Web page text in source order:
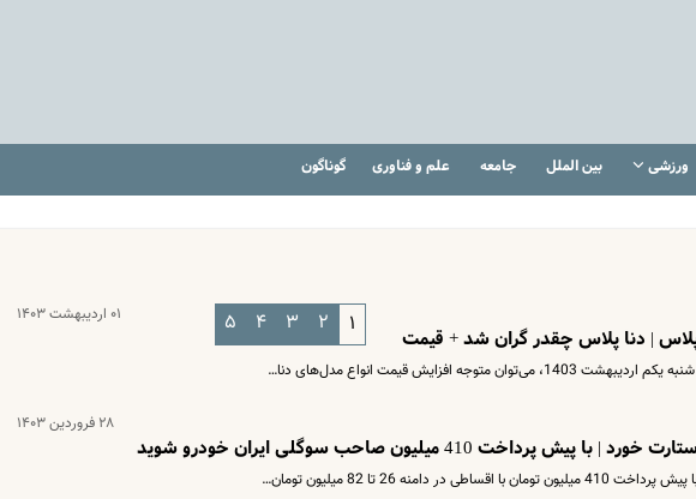
ورزشی بین الملل جامعه علم و فناوری گوناگون
۰۱ اردیبهشت ۱۴۰۳
پلاس | دنا پلاس چقدر گران شد + قیمت
افزایش قیمت انواع مدل‌های دنا…
۲۸ فروردین ۱۴۰۳
410 میلیون صاحب سوگلی ایران خودرو شوید
26 تا 82 میلیون تومان…
۱ ۲ ۳ ۴ ۵